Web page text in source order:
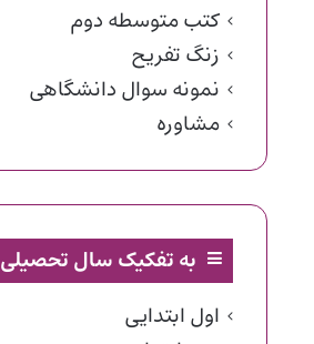
کتب متوسطه دوم
زنگ تفریح
نمونه سوال دانشگاهی
مشاوره
به تفکیک سال تحصیلی
اول ابتدایی